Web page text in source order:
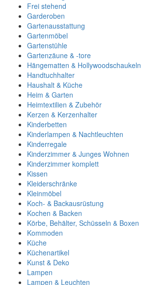
Frei stehend
Garderoben
Gartenausstattung
Gartenmöbel
Gartenstühle
Gartenzäune & -tore
Hängematten & Hollywoodschaukeln
Handtuchhalter
Haushalt & Küche
Heim & Garten
Heimtextilien & Zubehör
Kerzen & Kerzenhalter
Kinderbetten
Kinderlampen & Nachtleuchten
Kinderregale
Kinderzimmer & Junges Wohnen
Kinderzimmer komplett
Kissen
Kleiderschränke
Kleinmöbel
Koch- & Backausrüstung
Kochen & Backen
Körbe, Behälter, Schüsseln & Boxen
Kommoden
Küche
Küchenartikel
Kunst & Deko
Lampen
Lampen & Leuchten